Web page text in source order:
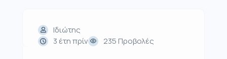
Ιδιώτης
3 έτη πρίν
235 Προβολές